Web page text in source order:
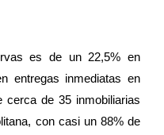
es de un 22,5% en
entregas inmediatas en
cerca de 35 inmobiliarias
con casi un 88% de